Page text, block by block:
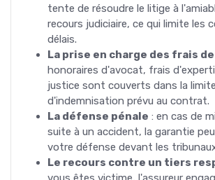
tente de résoudre le litige à
recours judiciaire, ce qui limite les
délais.
La prise en charge des frais
honoraires d'avocat, frais
justice sont couverts dans la
d'indemnisation prévu au contrat.
La défense pénale : en cas de
suite à un accident, la garantie
votre défense devant les
Le recours contre un tiers